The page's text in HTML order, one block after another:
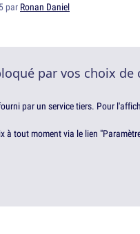
par Ronan Daniel
par vos choix de
par un service tiers. Pour
à tout moment via le lien